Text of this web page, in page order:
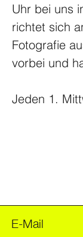
Uhr bei uns
richtet sich
Fotografie
vorbei und
Jeden 1.
FOODER